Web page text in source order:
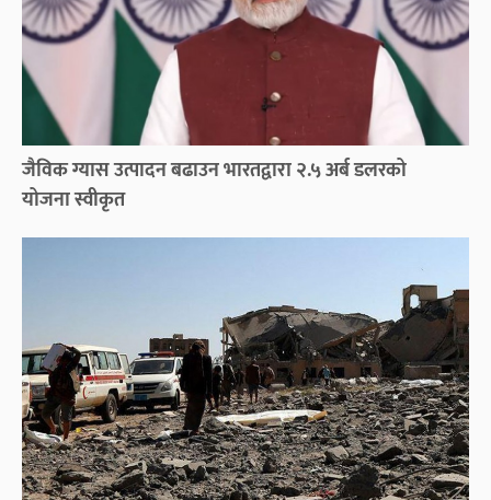
जैविक ग्यास उत्पादन बढाउन भारतद्वारा २.५ अर्ब डलरको
योजना स्वीकृत